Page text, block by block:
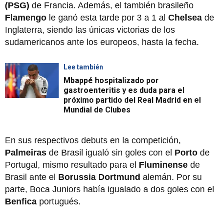
(PSG) de Francia. Además, el también brasileño
Flamengo le ganó esta tarde por 3 a 1 al Chelsea de
Inglaterra, siendo las únicas victorias de los
sudamericanos ante los europeos, hasta la fecha.
Lee también
Mbappé hospitalizado por
gastroenteritis y es duda para el
próximo partido del Real Madrid en el
Mundial de Clubes
En sus respectivos debuts en la competición,
Palmeiras de Brasil igualó sin goles con el Porto de
Portugal, mismo resultado para el Fluminense de
Brasil ante el Borussia Dortmund alemán. Por su
parte, Boca Juniors había igualado a dos goles con el
Benfica portugués.